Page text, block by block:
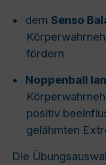
•
dem Senso
fördern
•
Noppenball
positiv
gelähmten
Die